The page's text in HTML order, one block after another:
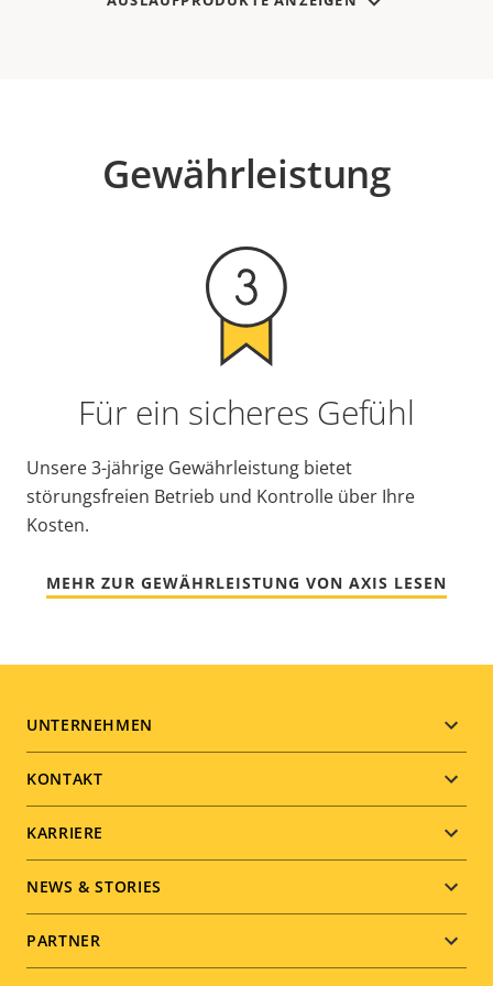
Gewährleistung
Für ein sicheres Gefühl
Unsere 3-jährige Gewährleistung bietet
störungsfreien Betrieb und Kontrolle über Ihre
Kosten.
MEHR ZUR GEWÄHRLEISTUNG VON AXIS LESEN
Footer
menu
UNTERNEHMEN
KONTAKT
KARRIERE
NEWS & STORIES
PARTNER